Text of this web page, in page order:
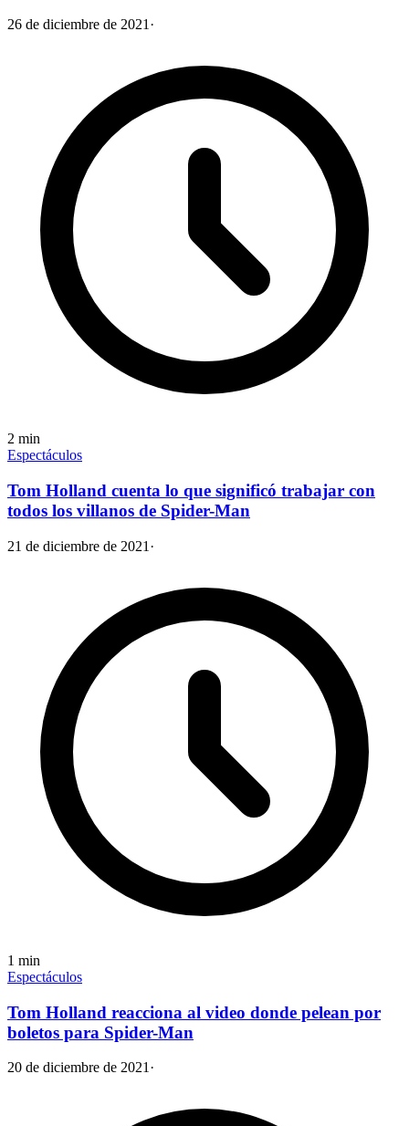
26 de diciembre de 2021 ·
2 min
Espectáculos
Tom Holland cuenta lo que significó trabajar con
todos los villanos de Spider-Man
21 de diciembre de 2021 ·
1 min
Espectáculos
Tom Holland reacciona al video donde pelean por
boletos para Spider-Man
20 de diciembre de 2021 ·